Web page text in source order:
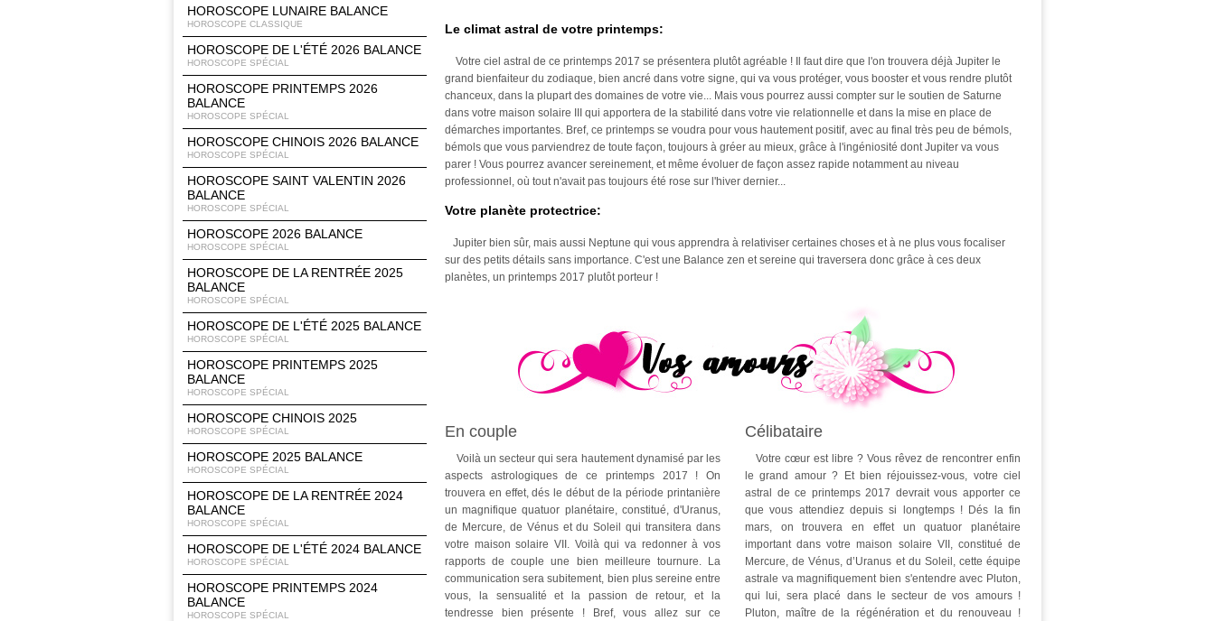
Lion Vierge Balance Scorpion
Sagittaire Capricorne Verseau Poissons
HOROSCOPE LUNAIRE BALANCE
HOROSCOPE CLASSIQUE
HOROSCOPE DE L'ÉTÉ 2026 BALANCE
HOROSCOPE SPÉCIAL
HOROSCOPE PRINTEMPS 2026
BALANCE
HOROSCOPE SPÉCIAL
HOROSCOPE CHINOIS 2026 BALANCE
HOROSCOPE SPÉCIAL
HOROSCOPE SAINT VALENTIN 2026
BALANCE
HOROSCOPE SPÉCIAL
HOROSCOPE 2026 BALANCE
HOROSCOPE SPÉCIAL
HOROSCOPE DE LA RENTRÉE 2025
BALANCE
HOROSCOPE SPÉCIAL
HOROSCOPE DE L'ÉTÉ 2025 BALANCE
HOROSCOPE SPÉCIAL
HOROSCOPE PRINTEMPS 2025
BALANCE
HOROSCOPE SPÉCIAL
HOROSCOPE CHINOIS 2025
HOROSCOPE SPÉCIAL
HOROSCOPE 2025 BALANCE
HOROSCOPE SPÉCIAL
HOROSCOPE DE LA RENTRÉE 2024
BALANCE
HOROSCOPE SPÉCIAL
HOROSCOPE DE L'ÉTÉ 2024 BALANCE
HOROSCOPE SPÉCIAL
HOROSCOPE PRINTEMPS 2024
BALANCE
HOROSCOPE SPÉCIAL
Le climat astral de votre printemps:
Votre ciel astral de ce printemps 2017 se présentera plutôt agréable ! Il faut dire que l'on trouvera déjà Jupiter le
grand bienfaiteur du zodiaque, bien ancré dans votre signe, qui va vous protéger, vous booster et vous rendre plutôt
chanceux, dans la plupart des domaines de votre vie... Mais vous pourrez aussi compter sur le soutien de Saturne
dans votre maison solaire III qui apportera de la stabilité dans votre vie relationnelle et dans la mise en place de
démarches importantes. Bref, ce printemps se voudra pour vous hautement positif, avec au final très peu de bémols,
bémols que vous parviendrez de toute façon, toujours à gréer au mieux, grâce à l'ingéniosité dont Jupiter va vous
parer ! Vous pourrez avancer sereinement, et même évoluer de façon assez rapide notamment au niveau
professionnel, où tout n'avait pas toujours été rose sur l'hiver dernier...
Votre planète protectrice:
Jupiter bien sûr, mais aussi Neptune qui vous apprendra à relativiser certaines choses et à ne plus vous focaliser
sur des petits détails sans importance. C'est une Balance zen et sereine qui traversera donc grâce à ces deux
planètes, un printemps 2017 plutôt porteur !
En couple
Voilà un secteur qui sera hautement dynamisé par les
aspects astrologiques de ce printemps 2017 ! On
trouvera en effet, dés le début de la période printanière
un magnifique quatuor planétaire, constitué, d'Uranus,
de Mercure, de Vénus et du Soleil qui transitera dans
votre maison solaire VII. Voilà qui va redonner à vos
rapports de couple une bien meilleure tournure. La
communication sera subitement, bien plus sereine entre
vous, la sensualité et la passion de retour, et la
tendresse bien présente ! Bref, vous allez sur ce
Célibataire
Votre cœur est libre ? Vous rêvez de rencontrer enfin
le grand amour ? Et bien réjouissez-vous, votre ciel
astral de ce printemps 2017 devrait vous apporter ce
que vous attendiez depuis si longtemps ! Dés la fin
mars, on trouvera en effet un quatuor planétaire
important dans votre maison solaire VII, constitué de
Mercure, de Vénus, d’Uranus et du Soleil, cette équipe
astrale va magnifiquement bien s'entendre avec Pluton,
qui lui, sera placé dans le secteur de vos amours !
Pluton, maître de la régénération et du renouveau !